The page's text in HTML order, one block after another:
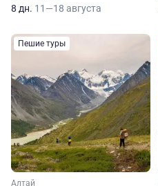
8 дн. 11—18 августа
Пешие туры
Алтай